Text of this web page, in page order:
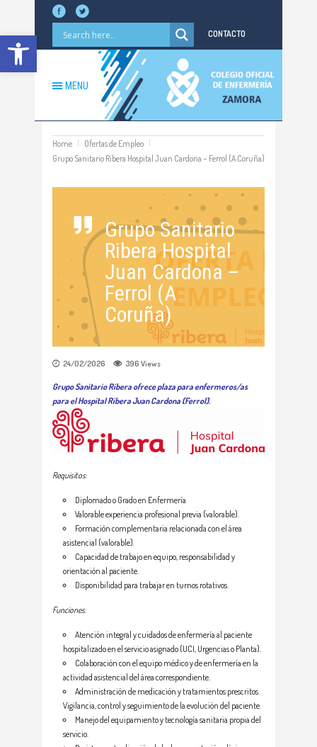
Abrir barra de herramientas CONTACTO
MENU
Home
Ofertas de Empleo
Grupo Sanitario Ribera Hospital Juan Cardona – Ferrol (A Coruña)
Grupo Sanitario
Ribera Hospital
Juan Cardona –
Ferrol (A
Coruña)
24/02/2026 396 Views
Grupo Sanitario Ribera ofrece plaza para enfermeros/as
para el Hospital Ribera Juan Cardona (Ferrol).
Requisitos:
Diplomado o Grado en Enfermería
Valorable experiencia profesional previa (valorable).
Formación complementaria relacionada con el área
asistencial (valorable).
Capacidad de trabajo en equipo, responsabilidad y
orientación al paciente.
Disponibilidad para trabajar en turnos rotativos.
Funciones:
Atención integral y cuidados de enfermería al paciente
hospitalizado en el servicio asignado (UCI, Urgencias o Planta).
Colaboración con el equipo médico y de enfermería en la
actividad asistencial del área correspondiente.
Administración de medicación y tratamientos prescritos.
Vigilancia, control y seguimiento de la evolución del paciente.
Manejo del equipamiento y tecnología sanitaria propia del
servicio.